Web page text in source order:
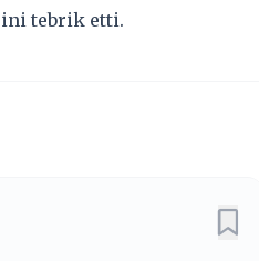
tebrik etti.